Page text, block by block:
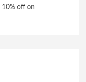
10% off on